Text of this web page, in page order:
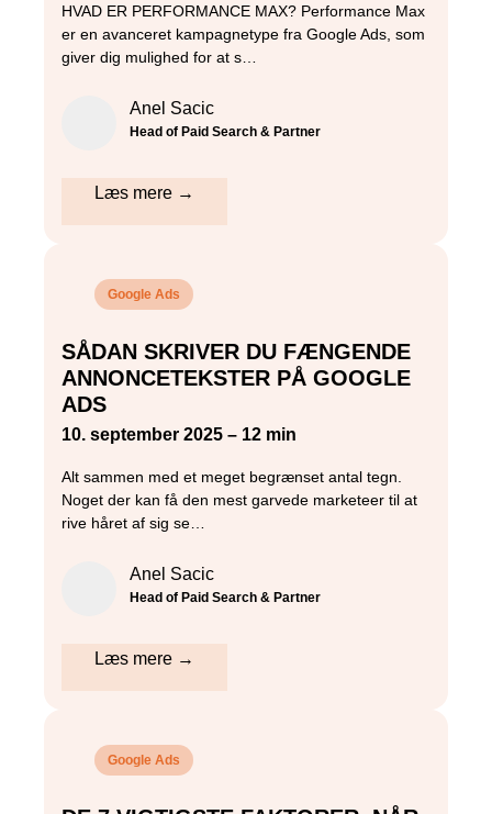
HVAD ER PERFORMANCE MAX? Performance Max
er en avanceret kampagnetype fra Google Ads, som
giver dig mulighed for at s…
Anel Sacic
Head of Paid Search & Partner
Læs mere →
Google Ads
SÅDAN SKRIVER DU FÆNGENDE
ANNONCETEKSTER PÅ GOOGLE
ADS
10. september 2025 – 12 min
Alt sammen med et meget begrænset antal tegn.
Noget der kan få den mest garvede marketeer til at
rive håret af sig se…
Anel Sacic
Head of Paid Search & Partner
Læs mere →
Google Ads